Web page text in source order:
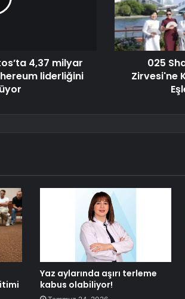
4,37 milyar
liderliğini
025
Zirvesi'ne
Yaz aylarında aşırı terleme
kabus olabiliyor!